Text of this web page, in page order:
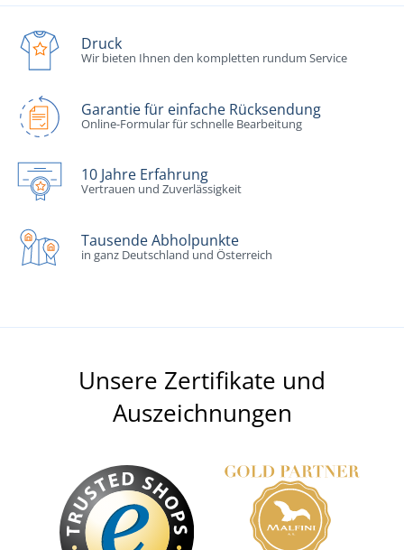
Druck
Wir bieten Ihnen den kompletten rundum Service
Garantie für einfache Rücksendung
Online-Formular für schnelle Bearbeitung
10 Jahre Erfahrung
Vertrauen und Zuverlässigkeit
Tausende Abholpunkte
in ganz Deutschland und Österreich
Unsere Zertifikate und
Auszeichnungen